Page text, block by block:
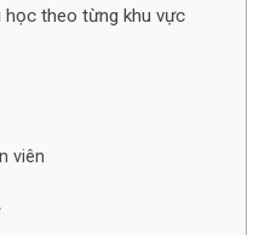
học theo từng khu vực
viên